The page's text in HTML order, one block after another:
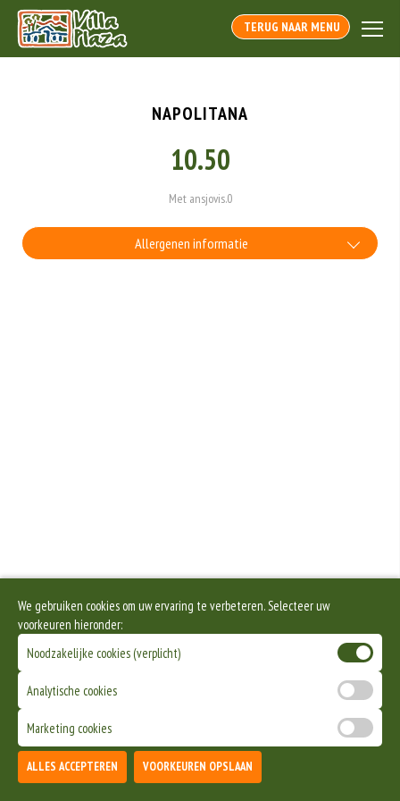
TERUG NAAR MENU
NAPOLITANA
10.50
Met ansjovis.0
Allergenen informatie
We gebruiken cookies om uw ervaring te verbeteren. Selecteer uw
voorkeuren hieronder:
Noodzakelijke cookies (verplicht)
Analytische cookies
Marketing cookies
ALLES ACCEPTEREN VOORKEUREN OPSLAAN